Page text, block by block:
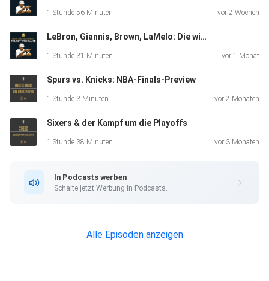
1 Stunde 56 Minuten vor 2 Wochen
LeBron, Giannis, Brown, LaMelo: Die wilde NBA-Offseason
1 Stunde 31 Minuten vor 1 Monat
Spurs vs. Knicks: NBA-Finals-Preview
1 Stunde 3 Minuten vor 2 Monaten
Sixers & der Kampf um die Playoffs
1 Stunde 38 Minuten vor 3 Monaten
In Podcasts werben
Schalte jetzt Werbung in Podcasts.
Alle Episoden anzeigen